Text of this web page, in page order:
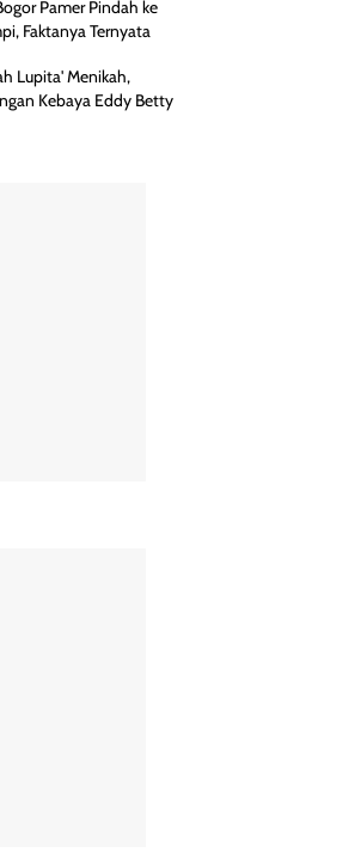
Pamer Pindah ke
Faktanya Ternyata
Lupita' Menikah,
Kebaya Eddy Betty